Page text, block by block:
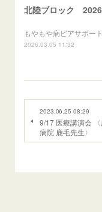
北陸ブロック
もやもや病ピアサポー
2026.03.05 11:32
2023.06.25 08:29
9/17 医療講演会
病院 鹿毛先生〉